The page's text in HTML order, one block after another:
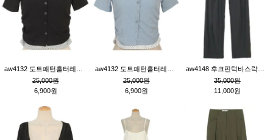
25,000원
6,900원
25,000원
6,900원
35,000원
11,000원